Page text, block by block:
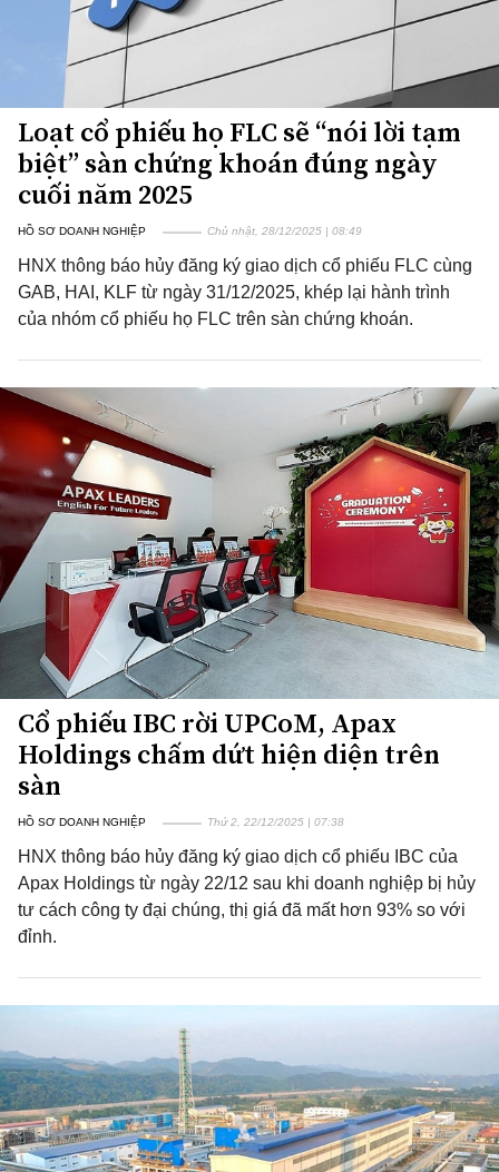
Loạt cổ phiếu họ FLC sẽ “nói lời tạm
biệt” sàn chứng khoán đúng ngày
cuối năm 2025
HỒ SƠ DOANH NGHIỆP Chủ nhật, 28/12/2025 | 08:49
HNX thông báo hủy đăng ký giao dịch cổ phiếu FLC cùng
GAB, HAI, KLF từ ngày 31/12/2025, khép lại hành trình
của nhóm cổ phiếu họ FLC trên sàn chứng khoán.
Cổ phiếu IBC rời UPCoM, Apax
Holdings chấm dứt hiện diện trên
sàn
HỒ SƠ DOANH NGHIỆP Thứ 2, 22/12/2025 | 07:38
HNX thông báo hủy đăng ký giao dịch cổ phiếu IBC của
Apax Holdings từ ngày 22/12 sau khi doanh nghiệp bị hủy
tư cách công ty đại chúng, thị giá đã mất hơn 93% so với
đỉnh.